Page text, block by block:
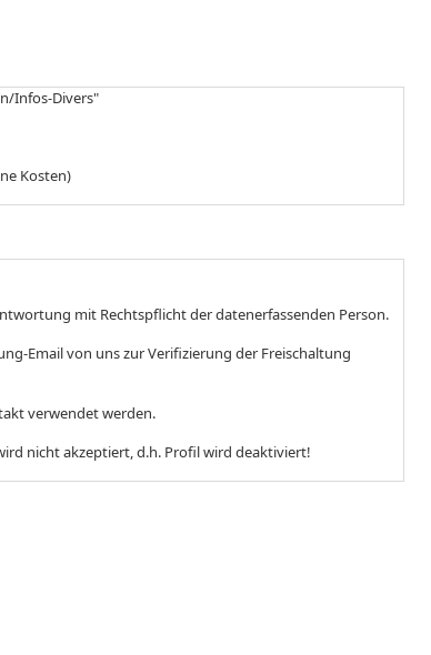
Infos-Divers"
Kosten)
mit Rechtspflicht der datenerfassenden Person.
Email von uns zur Verifizierung der Freischaltung
verwendet werden.
nicht akzeptiert, d.h. Profil wird deaktiviert!